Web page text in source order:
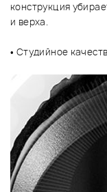
конструкция
и верха.
• Студийное